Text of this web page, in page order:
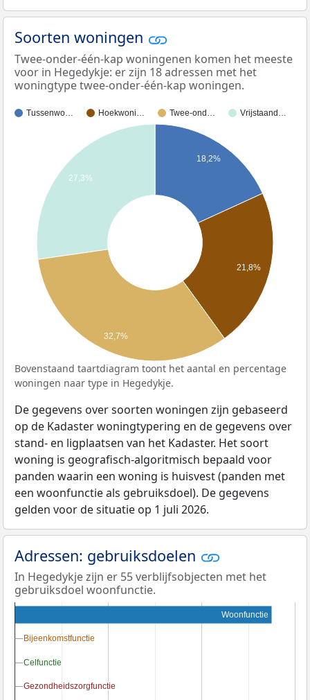
Soorten woningen
Twee-onder-één-kap woningenen komen het meeste
voor in Hegedykje: er zijn 18 adressen met het
woningtype twee-onder-één-kap woningen.
Tussenwo… Hoekwoni… Twee-ond… Vrijstaand…
18,2%
21,8%
27,3%
32,7%
Bovenstaand taartdiagram toont het aantal en percentage
woningen naar type in Hegedykje.
De gegevens over soorten woningen zijn gebaseerd
op de Kadaster woningtypering en de gegevens over
stand- en ligplaatsen van het Kadaster. Het soort
woning is geografisch-algoritmisch bepaald voor
panden waarin een woning is huisvest (panden met
een woonfunctie als gebruiksdoel). De gegevens
gelden voor de situatie op 1 juli 2026.
Adressen: gebruiksdoelen
In Hegedykje zijn er 55 verblijfsobjecten met het
gebruiksdoel woonfunctie.
Woonfunctie
Bijeenkomstfunctie
Bijeenkomstfunctie
Celfunctie
Celfunctie
Gezondheidszorgfunctie
Gezondheidszorgfunctie